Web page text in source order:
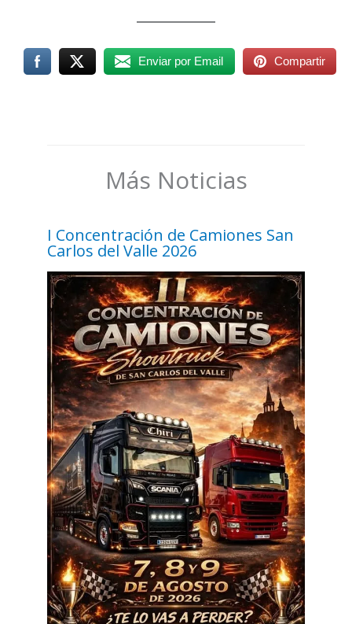
Enviar por Email Compartir
Más Noticias
I Concentración de Camiones San
Carlos del Valle 2026